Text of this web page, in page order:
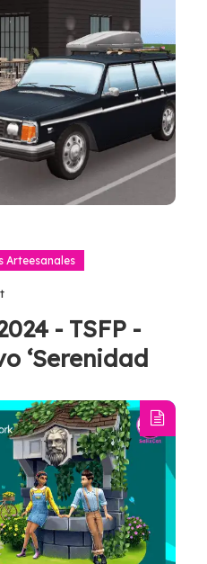
Arteesanales
- TSFP -
‘Serenidad
en las afueras de
de ser una
en vivo
para desbloquear
que van desde